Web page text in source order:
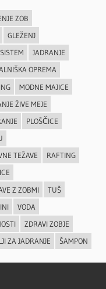
ZOB
GLEŽENJ
JADRANJE
OPREMA
MODNE MAJICE
ŽIVE MEJE
PLOŠČICE
TEŽAVE
RAFTING
Z ZOBMI
TUŠ
VODA
ZDRAVI ZOBJE
ZA JADRANJE ŠAMPON